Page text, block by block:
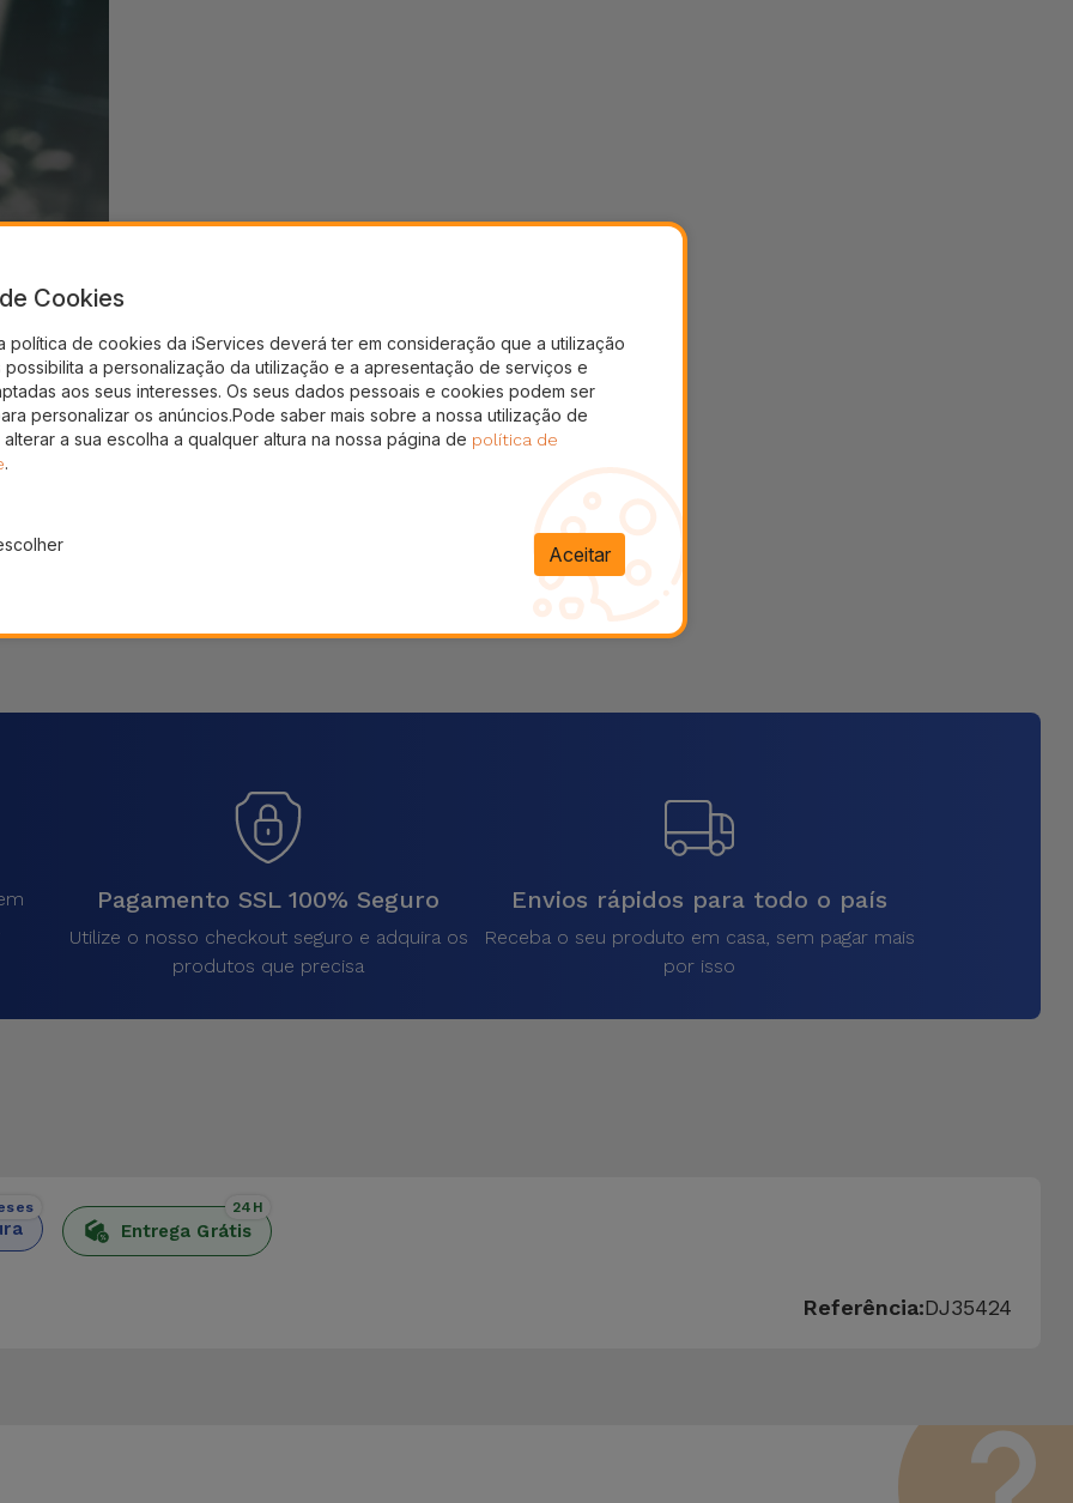
Pagamento SSL 100% Seguro
Utilize o nosso checkout seguro e adquira os
produtos que precisa
Envios rápidos para todo o país
Receba o seu produto em casa, sem pagar mais
por isso
Entrega Grátis
24H
Referência:DJ35424
Cookies
política de cookies da iServices deverá ter em consideração que a utilização
a personalização da utilização e a apresentação de serviços e
aos seus interesses. Os seus dados pessoais e cookies podem ser
personalizar os anúncios.Pode saber mais sobre a nossa utilização de
a sua escolha a qualquer altura na nossa página de política de
.
Aceitar